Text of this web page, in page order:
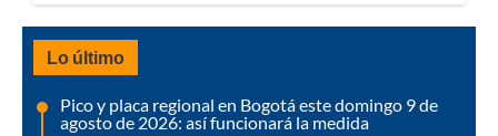
Lo último
Pico y placa regional en Bogotá este domingo 9 de
agosto de 2026: así funcionará la medida